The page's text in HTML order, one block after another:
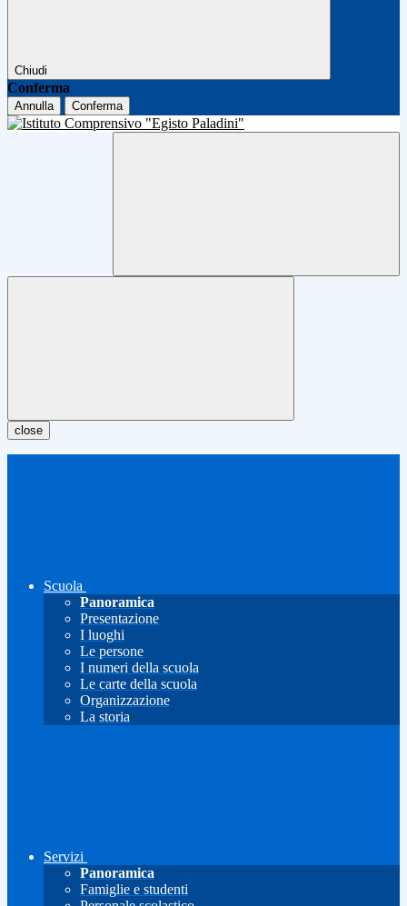
Chiudi
Conferma
Annulla Conferma
close
Scuola
Panoramica
Presentazione
I luoghi
Le persone
I numeri della scuola
Le carte della scuola
Organizzazione
La storia
Servizi
Panoramica
Famiglie e studenti